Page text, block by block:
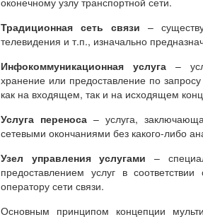
Традиционная сеть связи –
телевидения и т.п., изначально
Инфокоммуникационная услуга –
хранение или предоставление по
как на входящем, так и на исходящем
Услуга переноса– услуга,
сетевыми окончаниями без какого-либо
Узел управления услугами –
предоставлением услуг в
оператору сети связи.
Основным принципом концепции